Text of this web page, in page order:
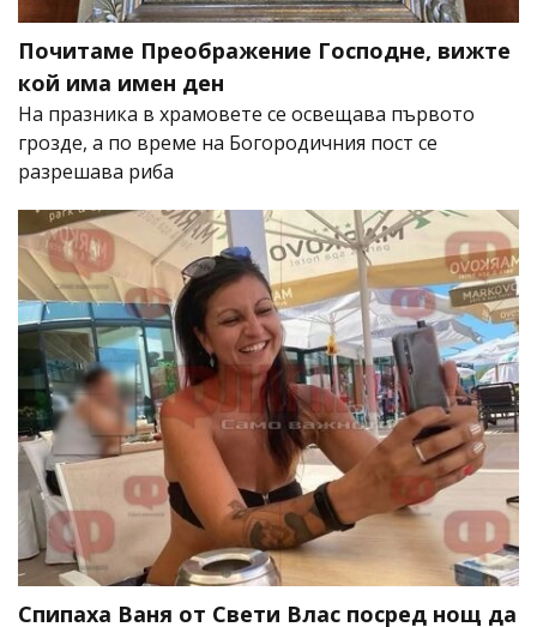
Почитаме Преображение Господне, вижте
кой има имен ден
На празника в храмовете се освещава първото
грозде, а по време на Богородичния пост се
разрешава риба
Спипаха Ваня от Свети Влас посред нощ да